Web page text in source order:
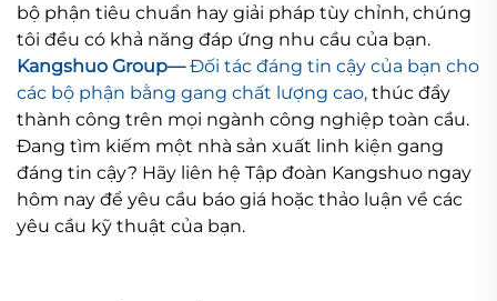
bộ phận tiêu chuẩn hay giải pháp tùy chỉnh, chúng
tôi đều có khả năng đáp ứng nhu cầu của bạn.
Kangshuo Group—Đối tác đáng tin cậy của bạn cho
các bộ phận bằng gang chất lượng cao, thúc đẩy
thành công trên mọi ngành công nghiệp toàn cầu.
Đang tìm kiếm một nhà sản xuất linh kiện gang
đáng tin cậy? Hãy liên hệ Tập đoàn Kangshuo ngay
hôm nay để yêu cầu báo giá hoặc thảo luận về các
yêu cầu kỹ thuật của bạn.